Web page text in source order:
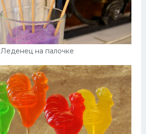
Леденец на палочке